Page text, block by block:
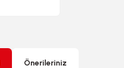
Önerileriniz